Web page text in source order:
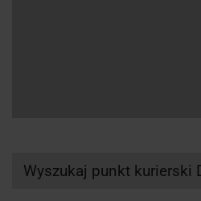
Wyszukaj punkt kurierski